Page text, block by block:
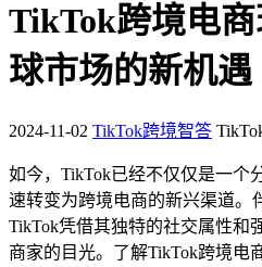
TikTok跨境电
球市场的新机遇
2024-11-02 TikTok跨境智答
如今，TikTok已经不仅仅是一个
速转变为跨境电商的新兴渠道。
TikTok凭借其独特的社交属性和
商家的目光。了解TikTok跨境电